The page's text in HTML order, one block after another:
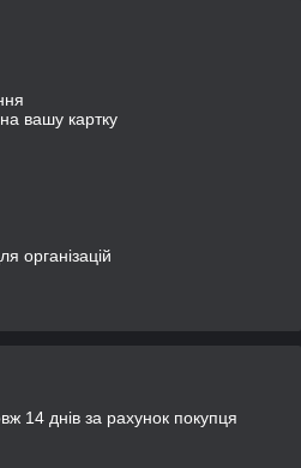
вашу картку
організацій
14 днів за рахунок покупця